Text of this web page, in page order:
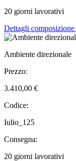
20 giorni lavorativi
Dettagli composizione
Ambiente direzionale
Prezzo:
3.410,00 €
Codice:
Iulio_125
Consegna:
20 giorni lavorativi